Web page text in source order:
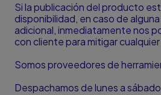
Si la publicación del producto
disponibilidad, en caso de
adicional, inmediatamente nos
con cliente para mitigar
Somos proveedores de
Despachamos de lunes a